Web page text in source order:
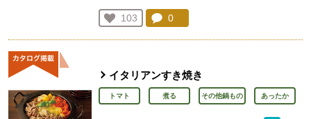
お気に入り登録：
103
人が登録
コメント：
0
イタリアンすき焼き
トマト 煮る その他鍋もの あったか